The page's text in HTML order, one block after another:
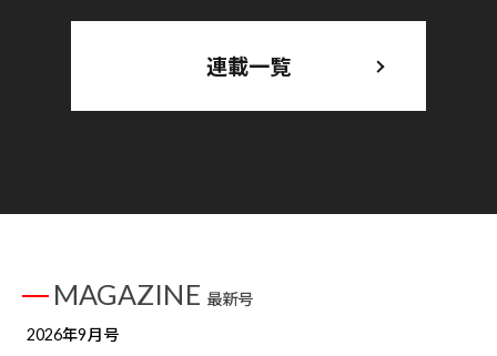
連載一覧
MAGAZINE 最新号
2026年9月号